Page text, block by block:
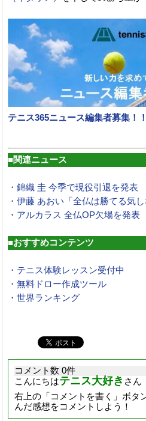
テニス365ニュース編集者募集！！
■関連ニュース
・錦織 圭 今季で現役引退を発表
・伊藤 あおい「全仏は勝てる気
・アルカラス 全仏OP欠場を発表
■おすすめコンテンツ
・テニス体験レッスン受付中
・無料ドロー作成ツール
・世界ランキング
コメント数 0件
こんにちはテニス大好き さん
右上の「コメントを書く」ボタ
んだ感想をコメントしよう！